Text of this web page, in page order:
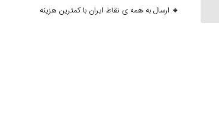
🔸 ارسال به همه ی نقاط ایران با کمترین هزینه